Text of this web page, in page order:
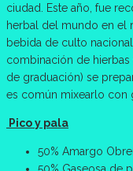
ciudad. Este año, fue
herbal del mundo en el
bebida de culto
combinación de
de graduación) se
es común mixearlo con
Pico y pala
50% Amargo
50% Gaseosa de